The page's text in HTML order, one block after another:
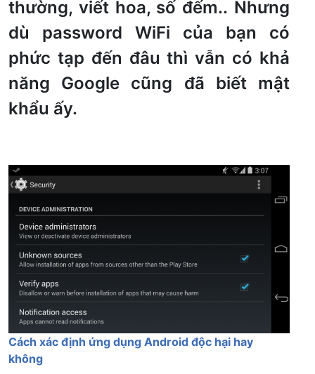
thường, viết hoa, số đếm.. Nhưng
dù password WiFi của bạn có
phức tạp đến đâu thì vẫn có khả
năng Google cũng đã biết mật
khẩu ấy.
Cách xác định ứng dụng Android độc hại hay
không